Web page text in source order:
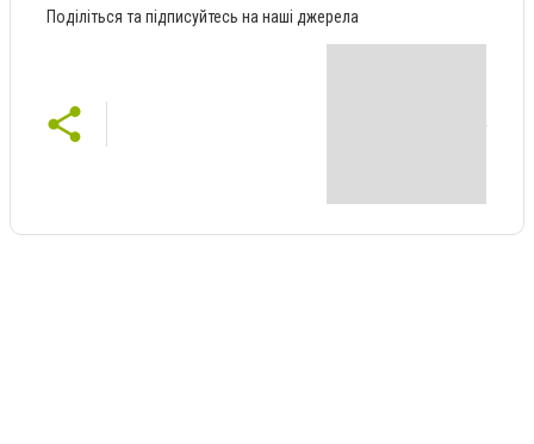
Поділіться та підписуйтесь на наші джерела